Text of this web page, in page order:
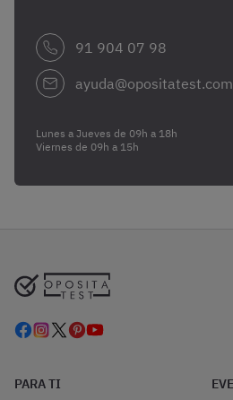
91 904 07 98
ayuda@opositatest.com
Lunes a Jueves de 09h a 18h
Viernes de 09h a 15h